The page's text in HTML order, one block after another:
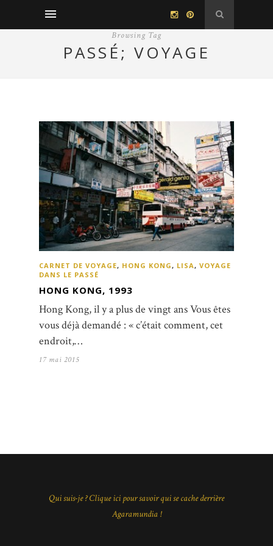
Browsing Tag
PASSÉ; VOYAGE
CARNET DE VOYAGE, HONG KONG, LISA, VOYAGE
DANS LE PASSÉ
HONG KONG, 1993
Hong Kong, il y a plus de vingt ans Vous êtes
vous déjà demandé : « c’était comment, cet
endroit,…
17 mai 2015
Qui suis-je ? Clique ici pour savoir qui se cache derrière
Agaramundia !